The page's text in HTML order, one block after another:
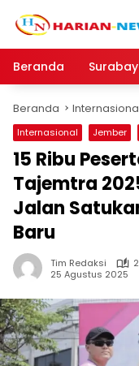
Beranda
Beranda
Internasional Jember
15 Ribu
Tajemtra
Jalan
Baru
Tim Redaksi
25 Agustus 2025